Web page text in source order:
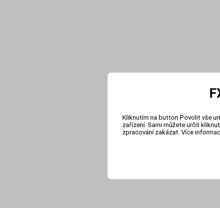
Kliknutím na button Povolit vše
zařízení. Sami můžete určit
zpracování zakázat. Více